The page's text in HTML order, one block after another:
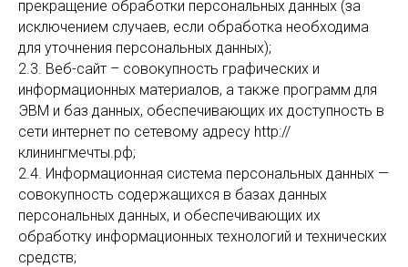
прекращение обработки персональных данных (за
исключением случаев, если обработка необходима
для уточнения персональных данных);
2.3. Веб-сайт – совокупность графических и
информационных материалов, а также программ для
ЭВМ и баз данных, обеспечивающих их доступность в
сети интернет по сетевому адресу http://
клинингмечты.рф;
2.4. Информационная система персональных данных —
совокупность содержащихся в базах данных
персональных данных, и обеспечивающих их
обработку информационных технологий и технических
средств;